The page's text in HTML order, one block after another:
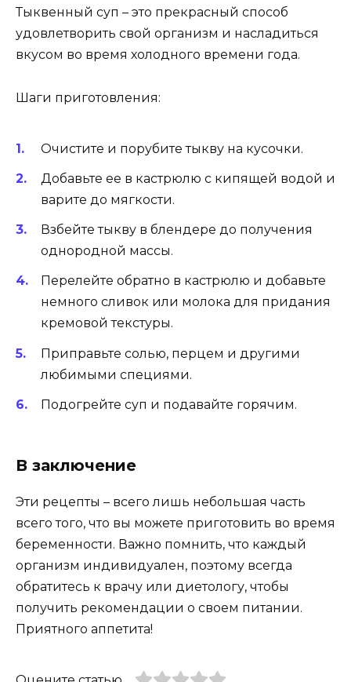
Тыквенный суп – это прекрасный способ
удовлетворить свой организм и насладиться
вкусом во время холодного времени года.
Шаги приготовления:
Очистите и порубите тыкву на кусочки.
Добавьте ее в кастрюлю с кипящей водой и
варите до мягкости.
Взбейте тыкву в блендере до получения
однородной массы.
Перелейте обратно в кастрюлю и добавьте
немного сливок или молока для придания
кремовой текстуры.
Приправьте солью, перцем и другими
любимыми специями.
Подогрейте суп и подавайте горячим.
В заключение
Эти рецепты – всего лишь небольшая часть
всего того, что вы можете приготовить во время
беременности. Важно помнить, что каждый
организм индивидуален, поэтому всегда
обратитесь к врачу или диетологу, чтобы
получить рекомендации о своем питании.
Приятного аппетита!